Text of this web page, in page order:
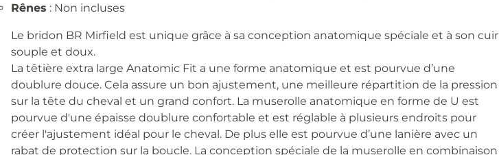
Rênes : Non incluses
Le bridon BR Mirfield est unique grâce à sa conception anatomique spéciale et à son cuir
souple et doux.
La têtière extra large Anatomic Fit a une forme anatomique et est pourvue d’une
doublure douce. Cela assure un bon ajustement, une meilleure répartition de la pression
sur la tête du cheval et un grand confort. La muserolle anatomique en forme de U est
pourvue d'une épaisse doublure confortable et est réglable à plusieurs endroits pour
créer l'ajustement idéal pour le cheval. De plus elle est pourvue d’une lanière avec un
rabat de protection sur la boucle. La conception spéciale de la muserolle en combinaison